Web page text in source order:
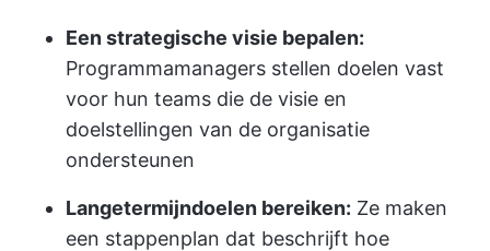
Een strategische visie bepalen:
Programmamanagers stellen doelen vast
voor hun teams die de visie en
doelstellingen van de organisatie
ondersteunen
Langetermijndoelen bereiken: Ze maken
een stappenplan dat beschrijft hoe